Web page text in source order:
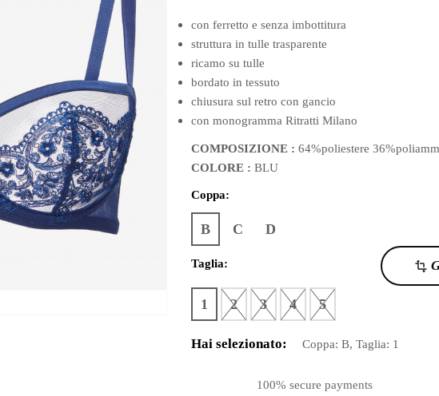
con ferretto e senza imbottitura
struttura in tulle trasparente
ricamo su tulle
bordato in tessuto
chiusura sul retro con gancio
con monogramma Ritratti Milano
COMPOSIZIONE : 64%poliestere
COLORE : BLU
Coppa:
B C D
transform
Taglia:
1 2 3 4 5
Hai selezionato: Coppa: B, Taglia: 1
100% secure payments